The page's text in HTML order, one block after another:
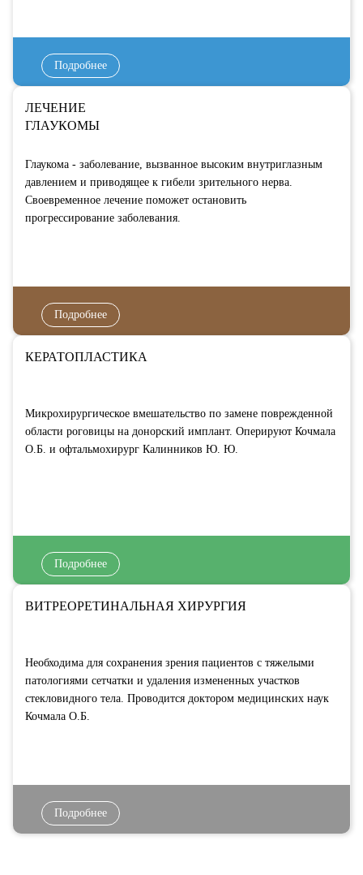
Подробнее
ЛЕЧЕНИЕ
ГЛАУКОМЫ
Глаукома - заболевание, вызванное высоким внутриглазным
давлением и приводящее к гибели зрительного нерва.
Своевременное лечение поможет остановить
прогрессирование заболевания.
Подробнее
КЕРАТОПЛАСТИКА
Микрохирургическое вмешательство по замене поврежденной
области роговицы на донорский имплант. Оперируют Кочмала
О.Б. и офтальмохирург Калинников Ю. Ю.
Подробнее
ВИТРЕОРЕТИНАЛЬНАЯ ХИРУРГИЯ
Необходима для сохранения зрения пациентов с тяжелыми
патологиями сетчатки и удаления измененных участков
стекловидного тела. Проводится доктором медицинских наук
Кочмала О.Б.
Подробнее